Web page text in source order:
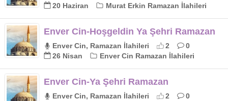
20 Haziran
Murat Erkin Ramazan İlahileri
Enver Cin-Hoşgeldin Ya Şehri Ramazan
Enver Cin, Ramazan İlahileri 2
0
26 Nisan
Enver Cin Ramazan İlahileri
Enver Cin-Ya Şehri Ramazan
Enver Cin, Ramazan İlahileri 2
0